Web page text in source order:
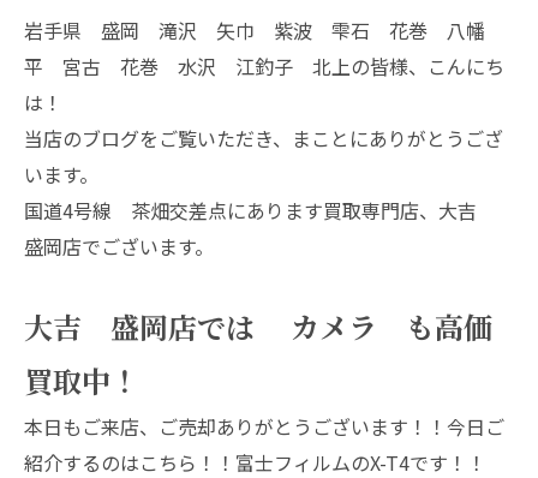
岩手県 盛岡 滝沢 矢巾 紫波 雫石 花巻 八幡
平 宮古 花巻 水沢 江釣子 北上の皆様、こんにち
は！
当店のブログをご覧いただき、まことにありがとうござ
います。
国道4号線 茶畑交差点にあります買取専門店、大吉
盛岡店でございます。
大吉 盛岡店では カメラ も高価
買取中！
本日もご来店、ご売却ありがとうございます！！今日ご
紹介するのはこちら！！富士フィルムのX-T4です！！